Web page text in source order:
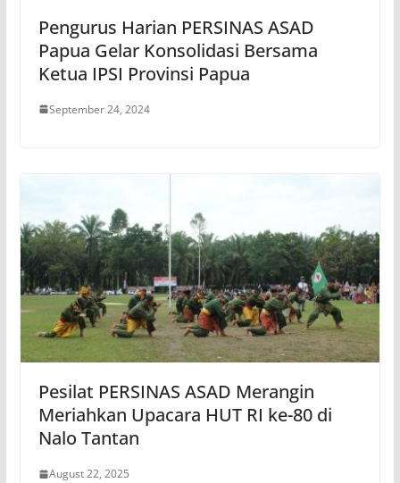
Pengurus Harian PERSINAS ASAD
Papua Gelar Konsolidasi Bersama
Ketua IPSI Provinsi Papua
September 24, 2024
Pesilat PERSINAS ASAD Merangin
Meriahkan Upacara HUT RI ke-80 di
Nalo Tantan
August 22, 2025